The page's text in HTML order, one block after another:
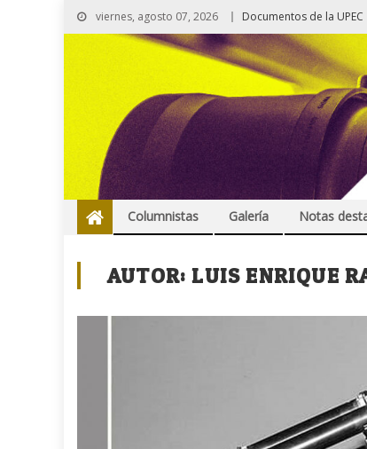
viernes, agosto 07, 2026 Documentos de la UPEC
Columnistas Galería Notas
AUTOR:LUIS ENRIQUE